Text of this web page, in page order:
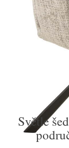
Světle